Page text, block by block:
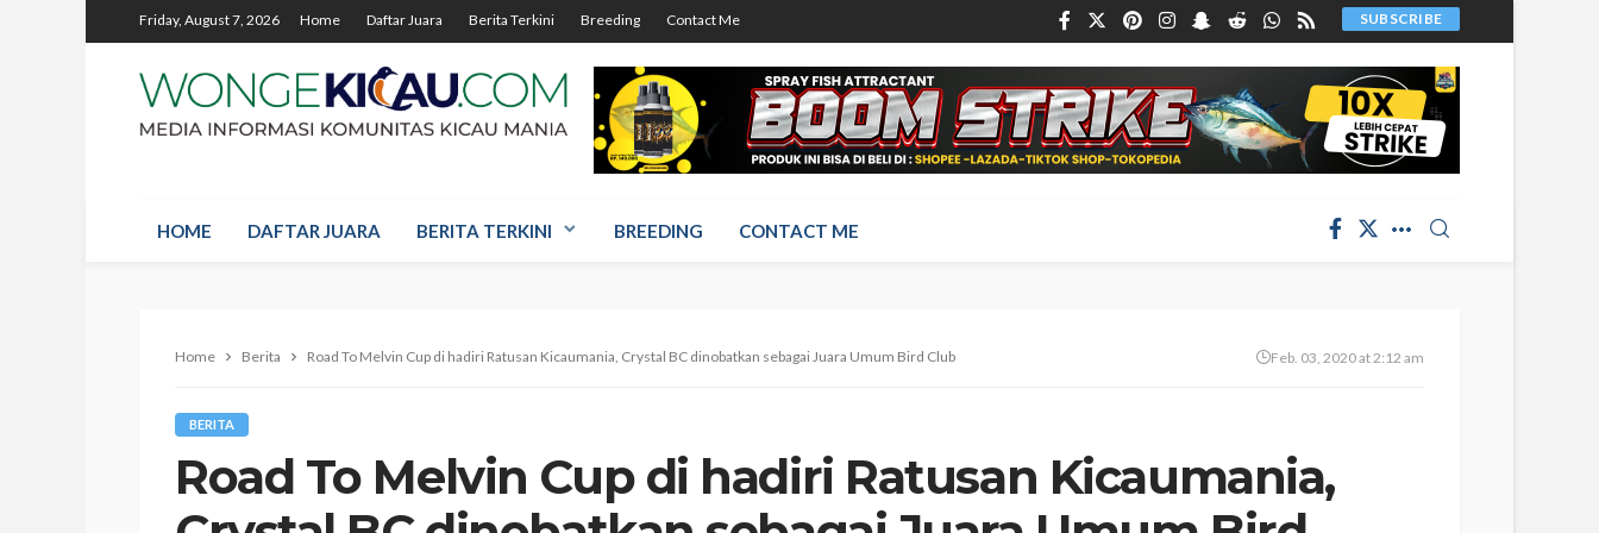
Friday, August 7, 2026 Home Daftar Juara Berita Terkini Breeding Contact Me SUBSCRIBE
HOME DAFTAR JUARA BERITA TERKINI BREEDING CONTACT ME
Home Berita Road To Melvin Cup di hadiri Ratusan Kicaumania, Crystal BC dinobatkan sebagai Juara Umum Bird Club Feb. 03, 2020 at 2:12 am
BERITA
Road To Melvin Cup di hadiri Ratusan Kicaumania,